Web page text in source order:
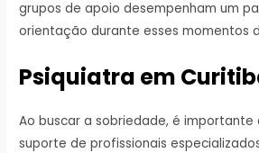
grupos de apoio desempenham um
orientação durante esses momentos
Psiquiatra em
Ao buscar a sobriedade, é importante
suporte de profissionais